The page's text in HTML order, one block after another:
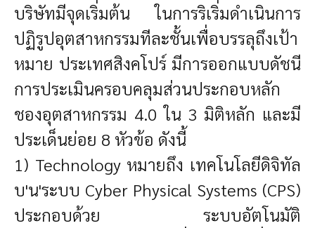
บริษัทมีจุดเริ่มต้น ในการริเริ่มดำเนินการ
ปฏิรูปอุตสาหกรรมทีละชั้นเพื่อบรรลุถึงเป้า
หมาย ประเทศสิงคโปร์ มีการออกแบบดัชนี
การประเมินครอบคลุมส่วนประกอบหลัก
ชองอุตสาหกรรม 4.0 ใน 3 มิติหลัก และมี
ประเด็นย่อย 8 หัวข้อ ดังนี้
1) Technology หมายถึง เทคโนโลยีดิจิทัล
บ'น'ระบบ Cyber Physical Systems (CPS)
ประกอบด้วย ระบบอัตโนมัติ